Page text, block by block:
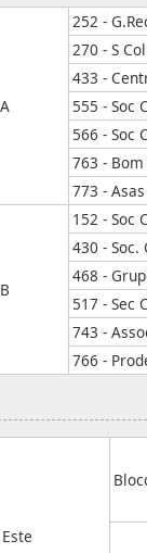
252 -
270 - S
433 -
555 - Soc
566 - Soc
763 -
773 -
152 - Soc
430 - Soc.
468 -
517 - Sec
743 -
766 -